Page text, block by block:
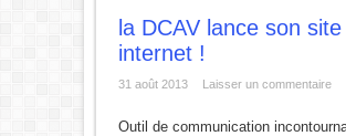
la DCAV lance son site
internet !
31 août 2013 Laisser un commentaire
Outil de communication